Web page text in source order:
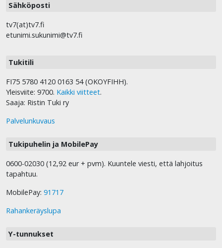
Sähköposti
tv7(at)tv7.fi
etunimi.sukunimi@tv7.fi
Tukitili
FI75 5780 4120 0163 54 (OKOYFIHH).
Yleisviite: 9700. Kaikki viitteet.
Saaja: Ristin Tuki ry
Palvelunkuvaus
Tukipuhelin ja MobilePay
0600-02030 (12,92 eur + pvm). Kuuntele viesti, että lahjoitus
tapahtuu.
MobilePay: 91717
Rahankeräyslupa
Y-tunnukset